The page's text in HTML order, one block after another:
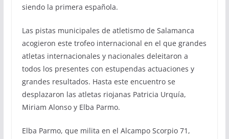
siendo la primera española.
Las pistas municipales de atletismo de Salamanca
acogieron este trofeo internacional en el que grandes
atletas internacionales y nacionales deleitaron a
todos los presentes con estupendas actuaciones y
grandes resultados. Hasta este encuentro se
desplazaron las atletas riojanas Patricia Urquía,
Miriam Alonso y Elba Parmo.
Elba Parmo, que milita en el Alcampo Scorpio 71,